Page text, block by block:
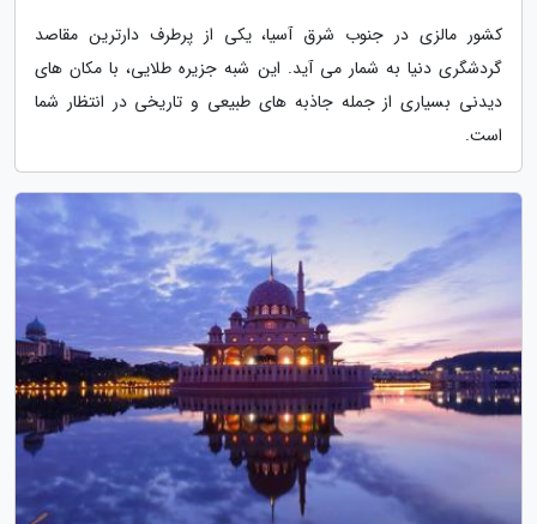
کشور مالزی در جنوب شرق آسیا، یکی از پرطرف دارترین مقاصد
گردشگری دنیا به شمار می آید. این شبه جزیره طلایی، با مکان های
دیدنی بسیاری از جمله جاذبه های طبیعی و تاریخی در انتظار شما
است.